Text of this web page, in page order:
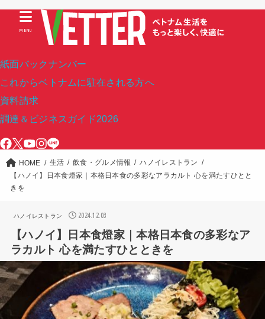
紙面バックナンバー
これからベトナムに駐在される方へ
資料請求
調達＆ビジネスガイド2026
MENU
HOME 生活 飲食・グルメ情報
ハノイレストラン
【ハノイ】日本食燈家｜本格日本食の多彩なアラカルト 心を満たすひとと
きを
ハノイレストラン 2024.12.03
【ハノイ】日本食燈家｜本格日本食の多彩なア
ラカルト 心を満たすひとときを